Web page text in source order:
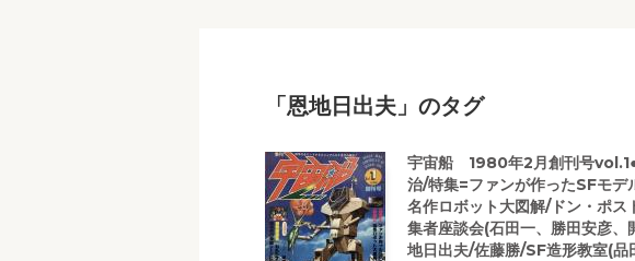
「恩地日出夫」のタグ
宇宙船 1980年2月創刊号
治/特集=ファンが作ったSFモデ
名作ロボット大図解/ドン・ポ
集者座談会(石田一、勝田安彦
地日出夫/佐藤勝/SF造形教室(品